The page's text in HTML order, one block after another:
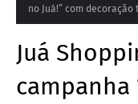
no Juá!” com
Juá
campanha